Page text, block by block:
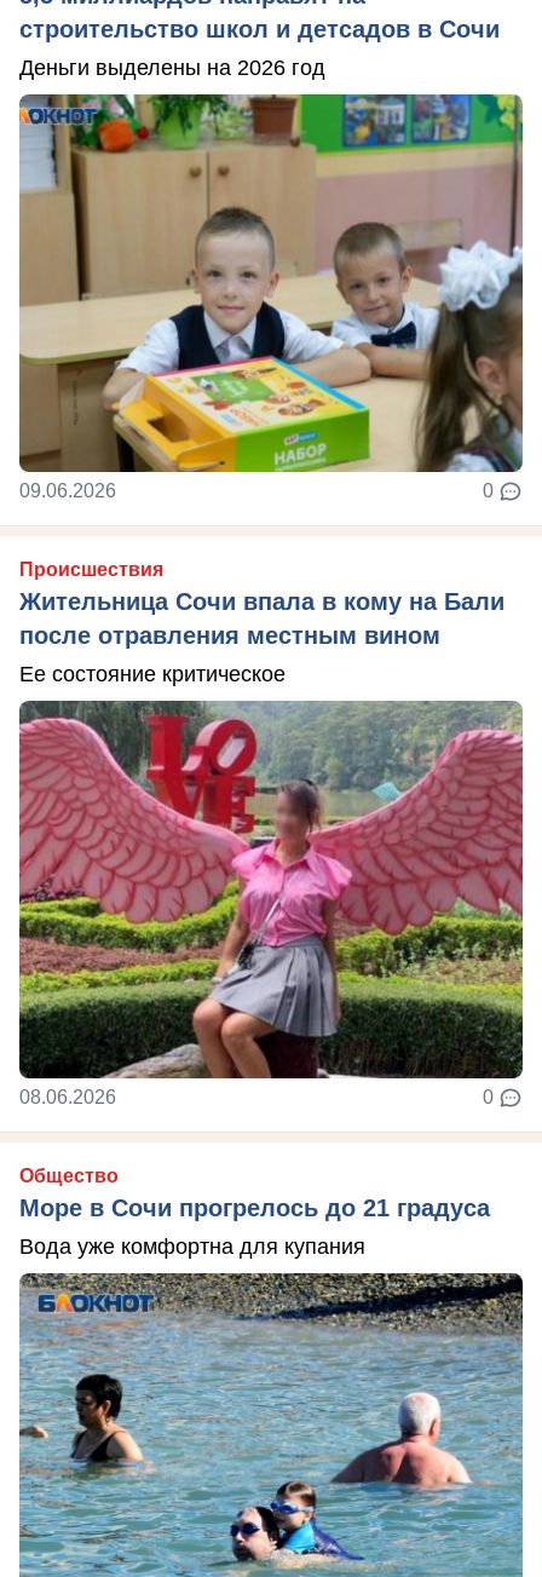
строительство школ и детсадов в Сочи
Деньги выделены на 2026 год
09.06.2026 0
Происшествия
Жительница Сочи впала в кому на Бали
после отравления местным вином
Ее состояние критическое
08.06.2026 0
Общество
Море в Сочи прогрелось до 21 градуса
Вода уже комфортна для купания